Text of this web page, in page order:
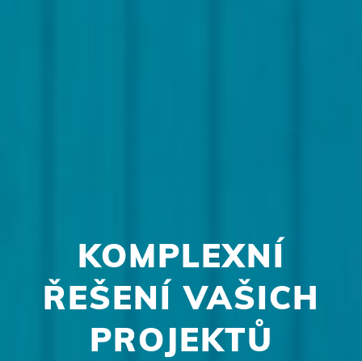
KOMPLEXNÍ
ŘEŠENÍ VAŠICH
PROJEKTŮ